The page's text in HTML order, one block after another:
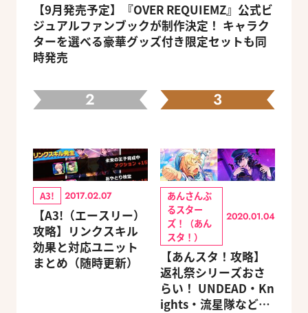
【9月発売予定】『OVER REQUIEMZ』公式ビ
ジュアルファンブックが制作決定！ キャラク
ターを選べる豪華グッズ付き限定セットも同
時発売
2
A3! 2017.02.07
【A3!（エースリー）
攻略】リンクスキル
効果と対応ユニット
まとめ（随時更新）
3
あんさんぶ
るスター
ズ！（あん
スタ！）
2020.01.04
【あんスタ！攻略】
返礼祭シリーズおさ
らい！ UNDEAD・Kn
ights・流星隊など、